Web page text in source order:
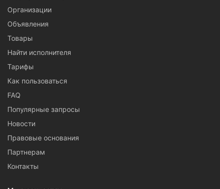
Организации
Объявления
Товары
Найти исполнителя
Тарифы
Как пользоваться
FAQ
Популярные запросы
Новости
Правовые основания
Партнерам
Контакты